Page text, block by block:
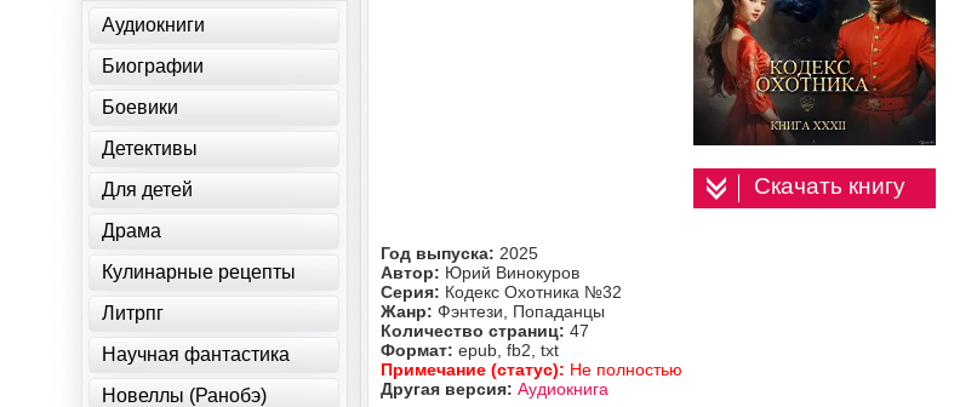
Скачать книгу
Год выпуска: 2025
Автор: Юрий Винокуров
Серия: Кодекс Охотника №32
Жанр:Фэнтези, Попаданцы
Количество страниц:47
Формат:epub, fb2, txt
Примечание (статус): Не полностью
Другая версия:Аудиокнига
Аудиокниги
Биографии
Боевики
Детективы
Для детей
Драма
Кулинарные рецепты
Литрпг
Научная фантастика
Новеллы (Ранобэ)